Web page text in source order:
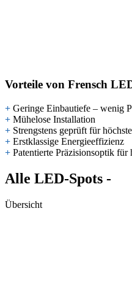
Vorteile von Frensch
+ Geringe Einbautiefe – wenig
+ Mühelose Installation
+ Strengstens geprüft für
+ Erstklassige Energieeffizienz
+ Patentierte Präzisionsoptik für
Alle LED-Spots -
Übersicht